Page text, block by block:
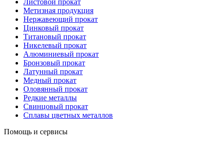
Метизная продукция
Нержавеющий прокат
Цинковый прокат
Титановый прокат
Никелевый прокат
Алюминиевый прокат
Бронзовый прокат
Латунный прокат
Медный прокат
Оловянный прокат
Редкие металлы
Свинцовый прокат
Сплавы цветных металлов
Помощь и сервисы